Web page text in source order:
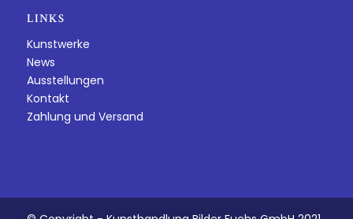
LINKS
Kunstwerke
News
Ausstellungen
Kontakt
Zahlung und Versand